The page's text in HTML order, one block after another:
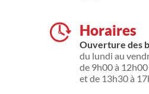
Horaires
Ouverture des
du lundi au
de 9h00 à 12h00
et de 13h30 à